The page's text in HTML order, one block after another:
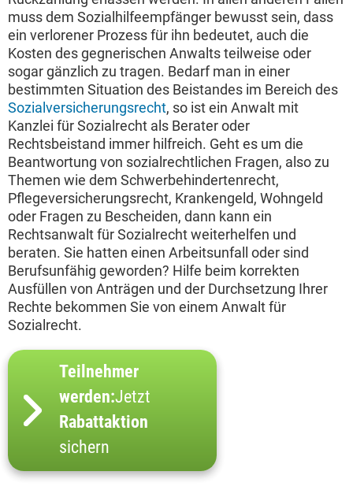
muss dem Sozialhilfeempfänger bewusst sein, dass
ein verlorener Prozess für ihn bedeutet, auch die
Kosten des gegnerischen Anwalts teilweise oder
sogar gänzlich zu tragen. Bedarf man in einer
bestimmten Situation des Beistandes im Bereich des
Sozialversicherungsrecht, so ist ein Anwalt mit
Kanzlei für Sozialrecht als Berater oder
Rechtsbeistand immer hilfreich. Geht es um die
Beantwortung von sozialrechtlichen Fragen, also zu
Themen wie dem Schwerbehindertenrecht,
Pflegeversicherungsrecht, Krankengeld, Wohngeld
oder Fragen zu Bescheiden, dann kann ein
Rechtsanwalt für Sozialrecht weiterhelfen und
beraten. Sie hatten einen Arbeitsunfall oder sind
Berufsunfähig geworden? Hilfe beim korrekten
Ausfüllen von Anträgen und der Durchsetzung Ihrer
Rechte bekommen Sie von einem Anwalt für
Sozialrecht.
Teilnehmer
werden:Jetzt
Rabattaktion
sichern